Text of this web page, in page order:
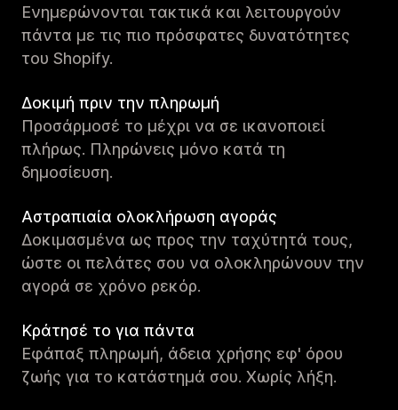
Ενημερώνονται τακτικά και λειτουργούν
πάντα με τις πιο πρόσφατες δυνατότητες
του Shopify.
Δοκιμή πριν την πληρωμή
Προσάρμοσέ το μέχρι να σε ικανοποιεί
πλήρως. Πληρώνεις μόνο κατά τη
δημοσίευση.
Αστραπιαία ολοκλήρωση αγοράς
Δοκιμασμένα ως προς την ταχύτητά τους,
ώστε οι πελάτες σου να ολοκληρώνουν την
αγορά σε χρόνο ρεκόρ.
Κράτησέ το για πάντα
Εφάπαξ πληρωμή, άδεια χρήσης εφ' όρου
ζωής για το κατάστημά σου. Χωρίς λήξη.